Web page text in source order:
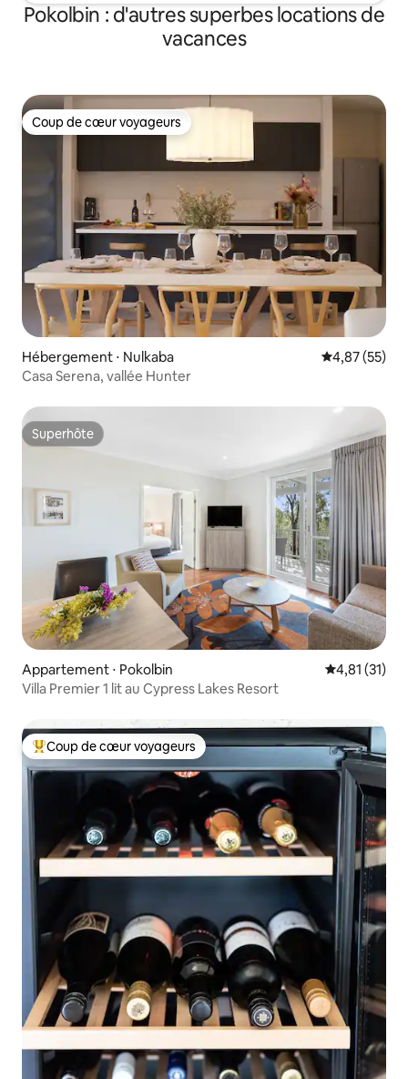
Pokolbin : d'autres superbes locations de
vacances
Coup de cœur voyageurs
Coup de cœur voyageurs
Hébergement ⋅ Nulkaba Évaluation
4,87 (55)
Casa Serena, vallée Hunter
Superhôte
Superhôte
Appartement ⋅ Pokolbin Évaluation
4,81 (31)
Villa Premier 1 lit au Cypress Lakes Resort
Coups de cœur voyageurs les plus appréciés
Coup de cœur voyageurs